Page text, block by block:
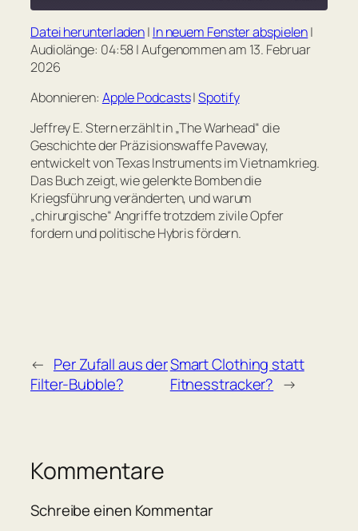
seconds
Apple Podcasts
RSS FEED
TEILEN
LINK
Datei herunterladen| In neuem Fenster abspielen|
Audiolänge: 04:58|Aufgenommen am 13. Februar
2026
Abonnieren: Apple Podcasts|Spotify
Jeffrey E. Stern erzählt in „The Warhead“ die
Geschichte der Präzisionswaffe Paveway,
entwickelt von Texas Instruments im Vietnamkrieg.
Das Buch zeigt, wie gelenkte Bomben die
Kriegsführung veränderten, und warum
„chirurgische“ Angriffe trotzdem zivile Opfer
fordern und politische Hybris fördern.
← Per Zufall aus der
Filter-Bubble?
Smart Clothing statt
Fitnesstracker? →
Kommentare
Schreibe einen Kommentar